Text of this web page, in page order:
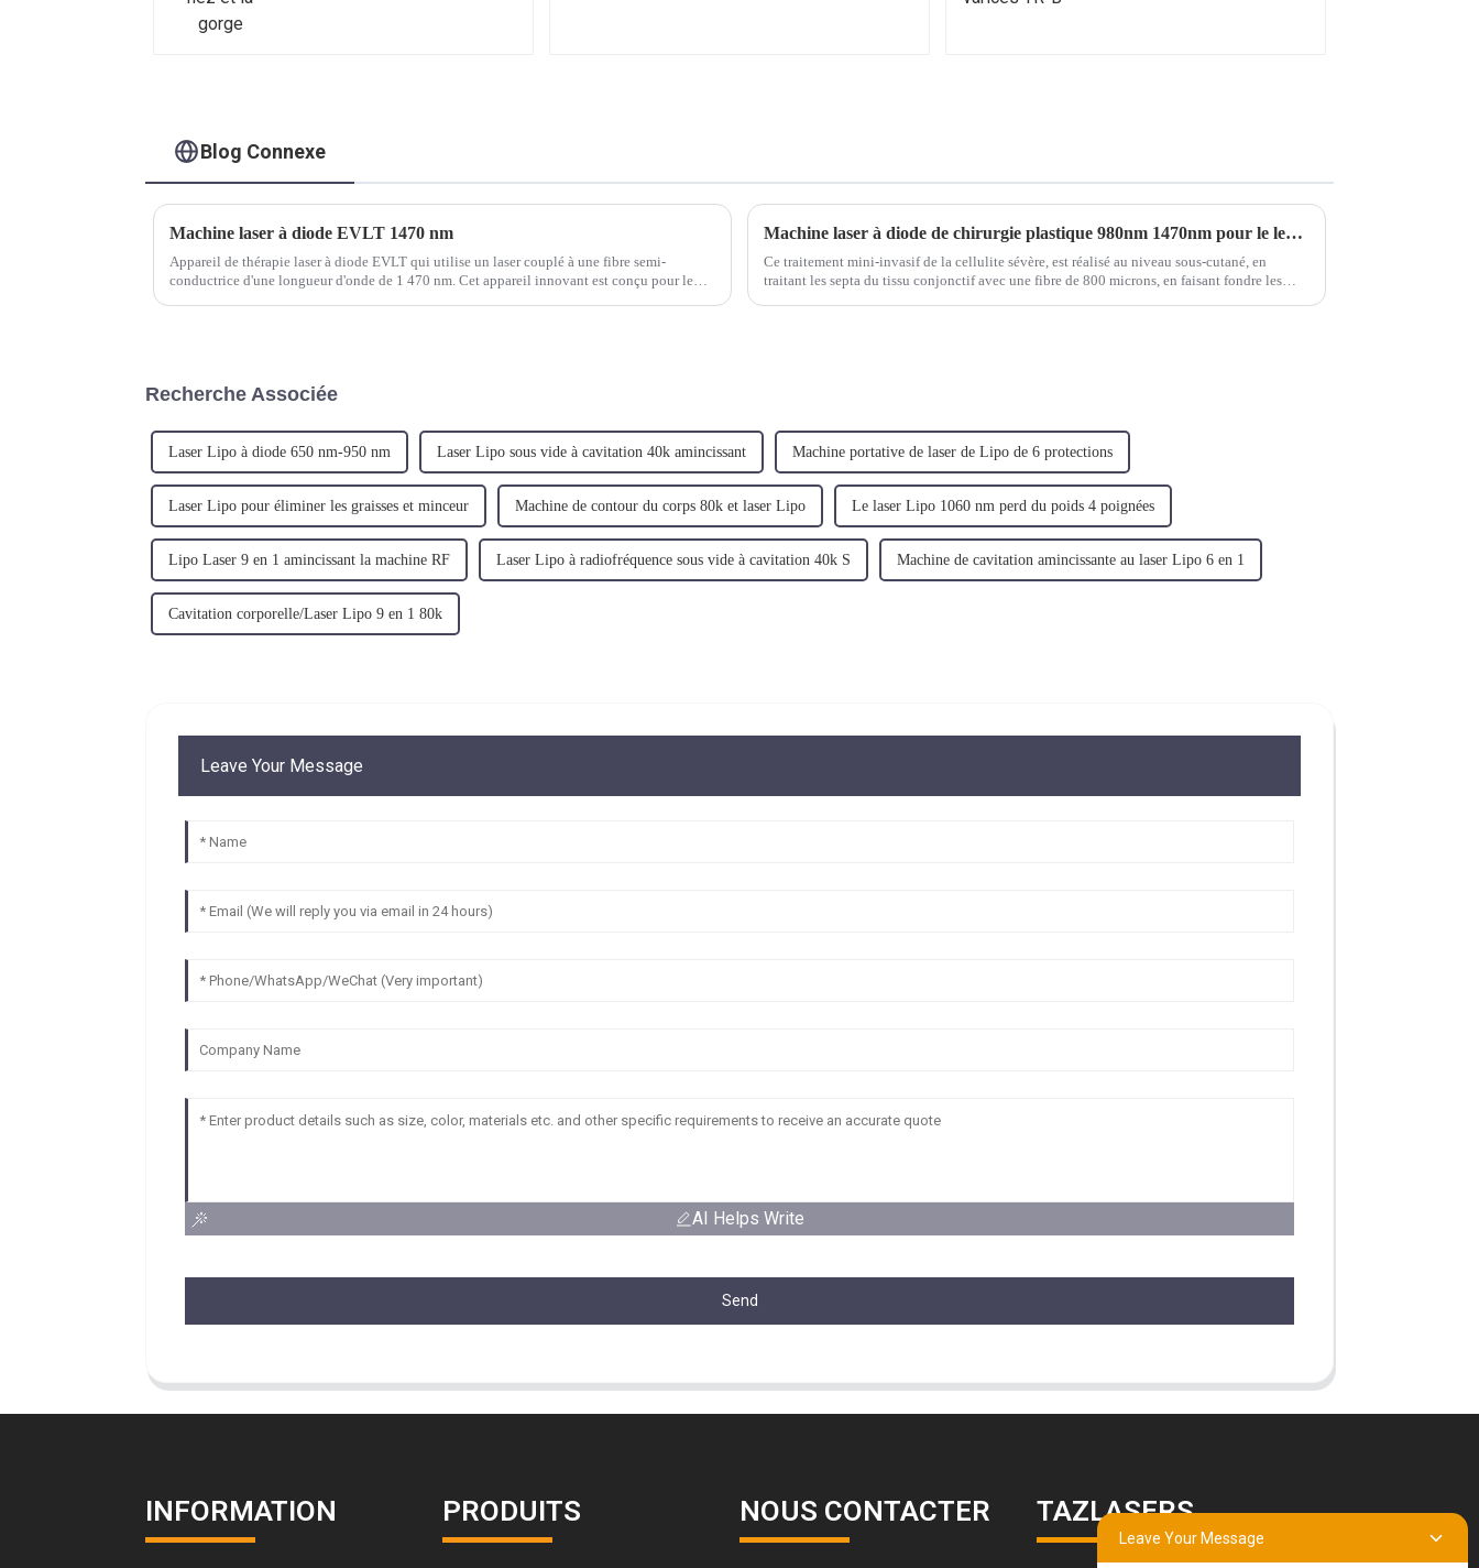
Blog Connexe
Machine laser à diode EVLT 1470 nm
Appareil de thérapie laser à diode EVLT qui utilise un laser couplé à une fibre semi-
conductrice d'une longueur d'onde de 1 470 nm. Cet appareil innovant est conçu pour le
Machine laser à diode de chirurgie plastique 980nm 1470nm pour le levage du visage et du cou
Ce traitement mini-invasif de la cellulite sévère, est réalisé au niveau sous-cutané, en
traitant les septa du tissu conjonctif avec une fibre de 800 microns, en faisant fondre les
Recherche Associée
Laser Lipo à diode 650 nm-950 nm Laser Lipo sous vide à cavitation 40k amincissant Machine portative de laser de Lipo de 6 protections
Laser Lipo pour éliminer les graisses et minceur Machine de contour du corps 80k et laser Lipo Le laser Lipo 1060 nm perd du poids 4 poignées
Lipo Laser 9 en 1 amincissant la machine RF Laser Lipo à radiofréquence sous vide à cavitation 40k S Machine de cavitation amincissante au laser Lipo 6 en 1
Cavitation corporelle/Laser Lipo 9 en 1 80k
Leave Your Message
AI Helps Write
Send
INFORMATION PRODUITS NOUS CONTACTER TAZLASERS
Leave Your Message